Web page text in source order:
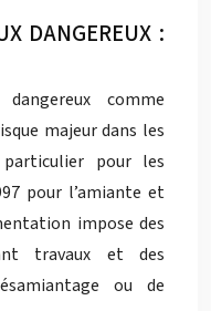
DANGEREUX :
comme
majeur dans les
pour les
pour l’amiante et
impose des
travaux et des
ou de